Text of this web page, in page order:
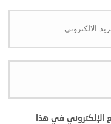
الإلكتروني في هذا